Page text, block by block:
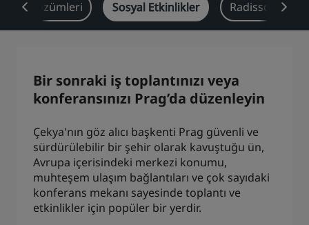
Park Plaza Park Inn by Radisson
Prize by Radisson Country Inn & Suites
Çin'deki Bağlı Markalar
Jin Jiang
Blogumuzu ziyaret edin
Çözümleri Sosyal Etkinlikler Radisson
Bir sonraki iş toplantınızı veya
konferansınızı Prag’da düzenleyin
Çekya'nın göz alıcı başkenti Prag güvenli ve
sürdürülebilir bir şehir olarak kavuştuğu ün,
Avrupa içerisindeki merkezi konumu,
muhteşem ulaşım bağlantıları ve çok sayıdaki
konferans mekanı sayesinde toplantı ve
etkinlikler için popüler bir yerdir.